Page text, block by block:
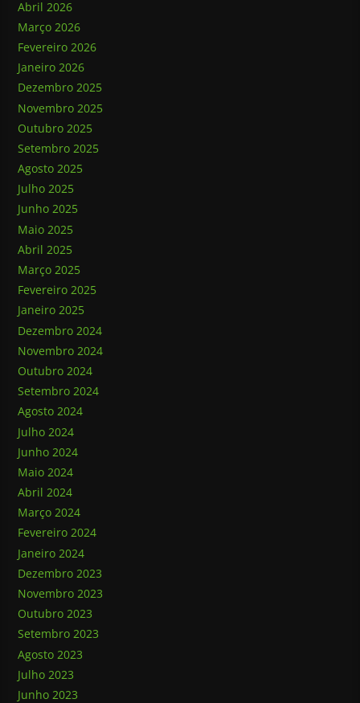
Abril 2026
Março 2026
Fevereiro 2026
Janeiro 2026
Dezembro 2025
Novembro 2025
Outubro 2025
Setembro 2025
Agosto 2025
Julho 2025
Junho 2025
Maio 2025
Abril 2025
Março 2025
Fevereiro 2025
Janeiro 2025
Dezembro 2024
Novembro 2024
Outubro 2024
Setembro 2024
Agosto 2024
Julho 2024
Junho 2024
Maio 2024
Abril 2024
Março 2024
Fevereiro 2024
Janeiro 2024
Dezembro 2023
Novembro 2023
Outubro 2023
Setembro 2023
Agosto 2023
Julho 2023
Junho 2023